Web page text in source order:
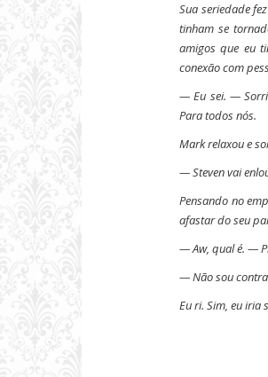
Sua seriedade
tinham se
amigos que eu
conexão com
— Eu sei. — Sorri
Para todos nós.
Mark relaxou e
— Steven vai
Pensando no
afastar do seu
— Aw, qual é. —
— Não sou
Eu ri. Sim, eu iria